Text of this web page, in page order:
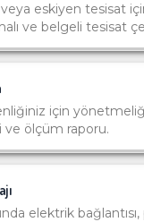
eskiyen tesisat
ve belgeli tesisat
için
ve ölçüm raporu.
elektrik